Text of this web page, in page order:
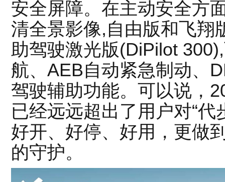
安全屏障。在主动安全方
清全景影像,自由版和飞翔
助驾驶激光版(DiPilot
航、AEB自动紧急制动、
驾驶辅助功能。可以说，
已经远远超出了用户对“
好开、好停、好用，更做
的守护。